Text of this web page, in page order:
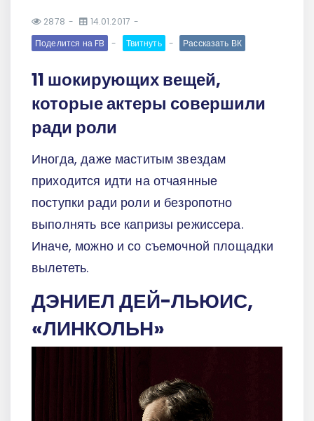
2878
14.01.2017
Поделится на FB
Твитнуть Рассказать ВК
11 шокирующих вещей,
которые актеры совершили
ради роли
Иногда, даже маститым звездам
приходится идти на отчаянные
поступки ради роли и безропотно
выполнять все капризы режиссера.
Иначе, можно и со съемочной площадки
вылететь.
ДЭНИЕЛ ДЕЙ-ЛЬЮИС,
«ЛИНКОЛЬН»